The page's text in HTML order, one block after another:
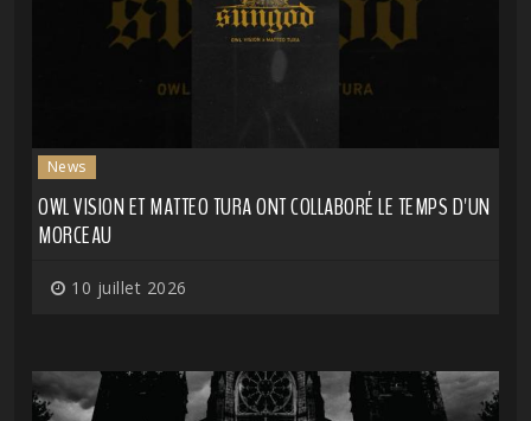
News
OWL VISION ET MATTEO TURA ONT COLLABORÉ LE TEMPS D'UN
MORCEAU
10 juillet 2026